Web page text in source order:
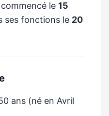
le 15
ses fonctions le 20
ans (né en Avril